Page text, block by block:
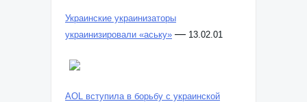
Украинские украинизаторы
украинизировали «аську» — 13.02.01
AOL вступила в борьбу с украинской